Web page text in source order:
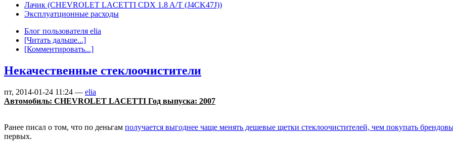
Лачик (CHEVROLET LACETTI CDX 1.8 A/T (J4CK47J))
Эксплуатционные расходы
Блог пользователя elia
[Читать дальше...]
[Комментировать...]
Некачественные стеклоочистители
пт, 2014-01-24 11:24 — elia
Автомобиль: CHEVROLET LACETTI Год выпуска: 2007
Ранее писал о том, что по деньгам получается выгоднее чаще менять дешевые щетки стеклоочистителей, чем покупать
первых.